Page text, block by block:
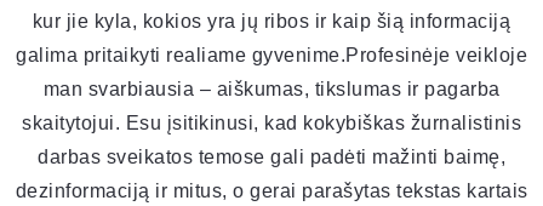
kur jie kyla, kokios yra jų ribos ir kaip šią informaciją
galima pritaikyti realiame gyvenime.Profesinėje veikloje
man svarbiausia – aiškumas, tikslumas ir pagarba
skaitytojui. Esu įsitikinusi, kad kokybiškas žurnalistinis
darbas sveikatos temose gali padėti mažinti baimę,
dezinformaciją ir mitus, o gerai parašytas tekstas kartais